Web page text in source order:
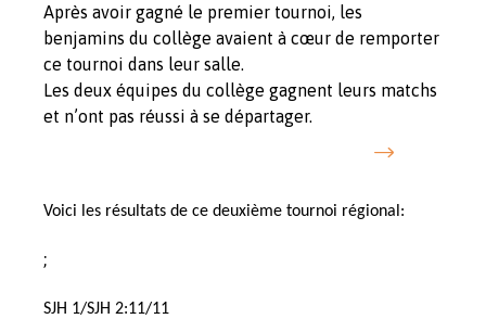
Après avoir gagné le premier tournoi, les
benjamins du collège avaient à cœur de remporter
ce tournoi dans leur salle.
Les deux équipes du collège gagnent leurs matchs
et n’ont pas réussi à se départager.
Voici les résultats de ce deuxième tournoi régional:
;
SJH 1/SJH 2:11/11